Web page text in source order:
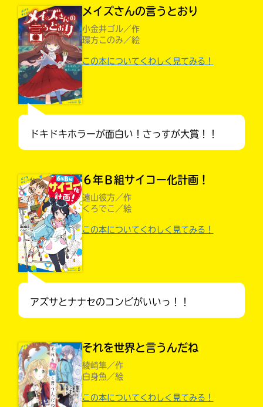
シリーズに
メイズさんの言うとおり
小金井ゴル／作
環方このみ／絵
この本についてくわしく見てみる！
ドキドキホラーが面白い！さっすが大賞！！
６年Ｂ組サイコー化計画！
遠山彼方／作
くろでこ／絵
この本についてくわしく見てみる！
アズサとナナセのコンビがいいっ！！
それを世界と言うんだね
綾崎隼／作
白身魚／絵
この本についてくわしく見てみる！